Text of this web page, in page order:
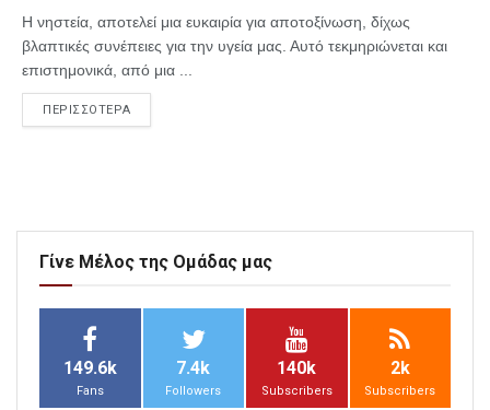
Η νηστεία, αποτελεί μια ευκαιρία για αποτοξίνωση, δίχως
βλαπτικές συνέπειες για την υγεία μας. Αυτό τεκμηριώνεται και
επιστημονικά, από μια ...
ΠΕΡΙΣΣΟΤΕΡΑ
Γίνε Μέλος της Ομάδας μας
149.6k
Fans
7.4k
Followers
140k
Subscribers
2k
Subscribers